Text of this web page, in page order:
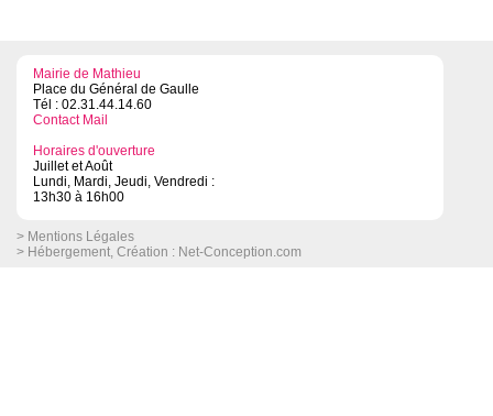
Mairie de Mathieu
Place du Général de Gaulle
Tél : 02.31.44.14.60
Contact Mail
Horaires d'ouverture
Juillet et Août
Lundi, Mardi, Jeudi, Vendredi :
13h30 à 16h00
> Mentions Légales
> Hébergement, Création : Net-Conception.com